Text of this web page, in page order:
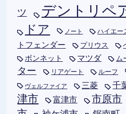
ツ
デントリペ
ドア
ノート ハイエー
トフェンダー
プリウス
ボンネット マツダ ム
ター
リアゲート ルーフ
ヴェルファイア 三菱 千
津市
富津市 市原市